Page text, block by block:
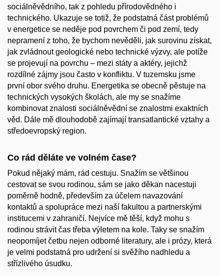
sociálněvědního, tak z pohledu přírodovědného i
technického. Ukazuje se totiž, že podstatná část problémů
v energetice se neděje pod povrchem či pod zemí, tedy
nepramení z toho, že bychom nevěděli, jak surovinu získat,
jak zvládnout geologické nebo technické výzvy, ale potíže
se projevují na povrchu – mezi státy a aktéry, jejichž
rozdílné zájmy jsou často v konfliktu. V tuzemsku jsme
první obor svého druhu. Energetika se obecně pěstuje na
technických vysokých školách, ale my se snažíme
kombinovat znalosti sociálněvědní se znalostmi exaktních
věd. Dále mě dlouhodobě zajímají transatlantické vztahy a
středoevropský region.
Co rád děláte ve volném čase?
Pokud nějaký mám, rád cestuju. Snažím se většinou
cestovat se svou rodinou, sám se jako děkan nacestuji
poměrně hodně, především za účelem navazování
kontaktů a spolupráce mezi naší fakultou a partnerskými
institucemi v zahraničí. Nejvíce mě těší, když mohu s
rodinou strávit čas třeba výletem na kole. Taky se snažím
neopomíjet četbu nejen odborné literatury, ale i prózy, která
je velmi podstatná pro udržení si svěžího nadhledu a
střízlivého úsudku.